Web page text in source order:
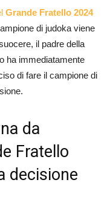
Grande Fratello 2024
di judoka viene
il padre della
ha immediatamente
di fare il campione di
da
Fratello
decisione